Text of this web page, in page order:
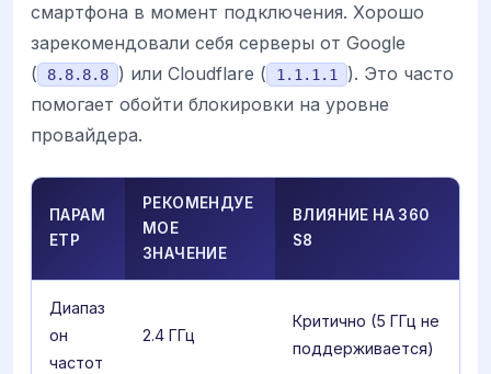
смартфона в момент подключения. Хорошо
зарекомендовали себя серверы от Google
(
8.8.8.8 ) или Cloudflare ( 1.1.1.1
). Это часто
помогает обойти блокировки на уровне
провайдера.
ПАРАМ
ЕТР
РЕКОМЕНДУЕ
МОЕ
ЗНАЧЕНИЕ
ВЛИЯНИЕ НА 360
S8
Диапаз
он
частот
2.4 ГГц
Критично (5 ГГц не
поддерживается)